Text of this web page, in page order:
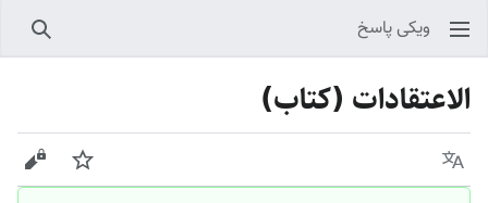
ویکی پاسخ
الاعتقادات (کتاب)
زبان پیگیری